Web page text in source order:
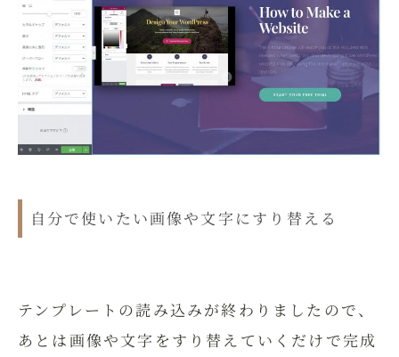
自分で使いたい画像や文字にすり替える
テンプレートの読み込みが終わりましたので、
あとは画像や文字をすり替えていくだけで完成